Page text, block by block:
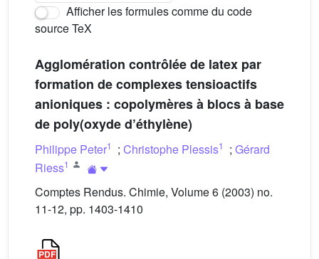
Afficher les formules comme du code
source TeX
Agglomération contrôlée de latex par
formation de complexes tensioactifs
anioniques : copolymères à blocs à base
de poly(oxyde d’éthylène)
Philippe Peter1 ; Christophe Plessis1 ; Gérard
Riess1
Comptes Rendus. Chimie, Volume 6 (2003) no.
11-12, pp. 1403-1410